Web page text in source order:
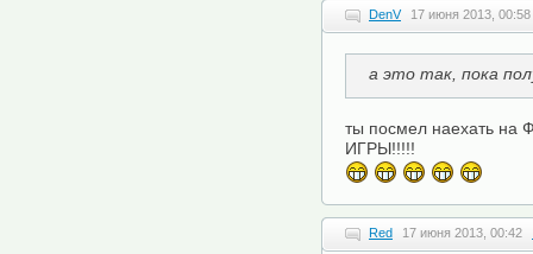
DenV 17 июня 2013, 00:58
а это так, пока
ты посмел наехать
ИГРЫ!!!!!
Red 17 июня 2013, 00:42